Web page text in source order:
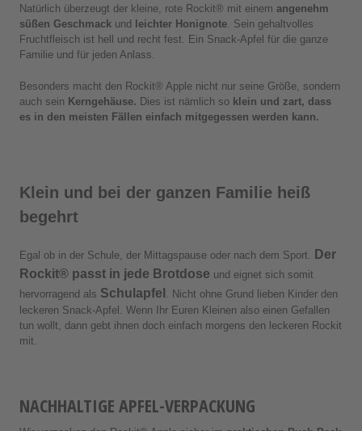
Natürlich überzeugt der kleine, rote Rockit® mit einem angenehm
süßen Geschmack und leichter Honignote. Sein gehaltvolles
Fruchtfleisch ist hell und recht fest. Ein Snack-Apfel für die ganze
Familie und für jeden Anlass.
Besonders macht den Rockit® Apple nicht nur seine Größe, sondern
auch sein Kerngehäuse. Dies ist nämlich so klein und zart, dass
es in den meisten Fällen einfach mitgegessen werden kann.
Klein und bei der ganzen Familie heiß
begehrt
Egal ob in der Schule, der Mittagspause oder nach dem Sport. Der
Rockit® passt in jede Brotdose und eignet sich somit
hervorragend als Schulapfel. Nicht ohne Grund lieben Kinder den
leckeren Snack-Apfel. Wenn Ihr Euren Kleinen also einen Gefallen
tun wollt, dann gebt ihnen doch einfach morgens den leckeren Rockit
mit.
NACHHALTIGE APFEL-VERPACKUNG